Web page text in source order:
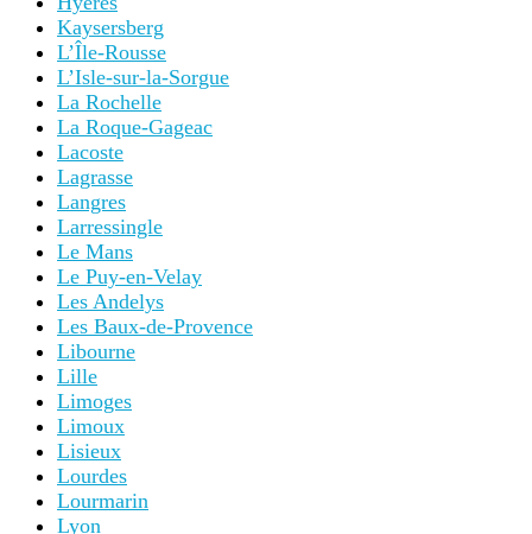
Kaysersberg
L’Île-Rousse
L’Isle-sur-la-Sorgue
La Rochelle
La Roque-Gageac
Lacoste
Lagrasse
Langres
Larressingle
Le Mans
Le Puy-en-Velay
Les Andelys
Les Baux-de-Provence
Libourne
Lille
Limoges
Limoux
Lisieux
Lourdes
Lourmarin
Lyon